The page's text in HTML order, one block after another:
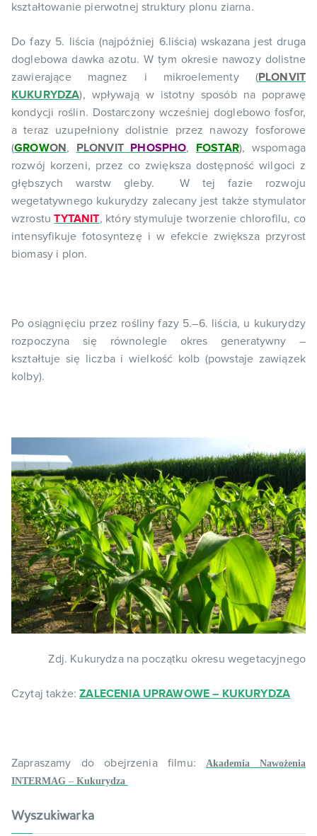
kształtowanie pierwotnej struktury plonu ziarna.
Do fazy 5. liścia (najpóźniej 6.liścia) wskazana jest druga
doglebowa dawka azotu. W tym okresie nawozy dolistne
zawierające magnez i mikroelementy (PLONVIT
KUKURYDZA), wpływają w istotny sposób na poprawę
kondycji roślin. Dostarczony wcześniej doglebowo fosfor,
a teraz uzupełniony dolistnie przez nawozy fosforowe
(GROWON , PLONVIT PHOSPHO, FOSTAR), wspomaga
rozwój korzeni, przez co zwiększa dostępność wilgoci z
głębszych warstw gleby. W tej fazie rozwoju
wegetatywnego kukurydzy zalecany jest także stymulator
wzrostuTYTANIT, który stymuluje tworzenie chlorofilu, co
intensyfikuje fotosyntezę i w efekcie zwiększa przyrost
biomasy i plon.
Po osiągnięciu przez rośliny fazy 5.–6. liścia, u kukurydzy
rozpoczyna się równolegle okres generatywny –
kształtuje się liczba i wielkość kolb (powstaje zawiązek
kolby).
Zdj. Kukurydza na początku okresu wegetacyjnego
Czytaj także:ZALECENIA UPRAWOWE – KUKURYDZA
Zapraszamy do obejrzenia filmu:
Akademia Nawożenia
INTERMAG – Kukurydza
Wyszukiwarka